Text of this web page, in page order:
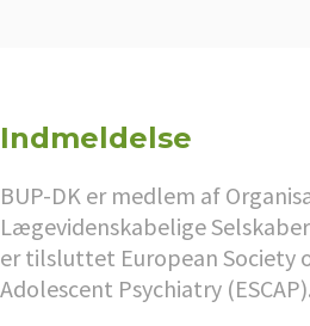
Indmeldelse
BUP-DK er medlem af
Lægevidenskabelige Selskaber
er tilsluttet European Society
Adolescent Psychiatry (ESCAP).